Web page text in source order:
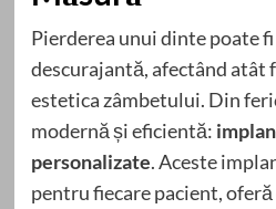
Pierderea unui dinte poate
descurajantă, afectând atât
estetica zâmbetului. Din
modernă și eficientă:
personalizate. Aceste
pentru fiecare pacient,